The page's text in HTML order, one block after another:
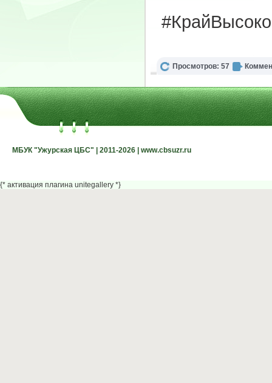
Просмотров: 57
МБУК "Ужурская ЦБС" | 2011-2026 | www.cbsuzr.ru
МБУК "Ужурская ЦБС" | 2011-2026 | www.cbsuzr.ru
{* активация плагина unitegallery *}